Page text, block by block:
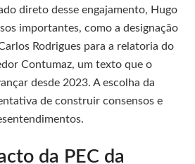
direto desse engajamento, Hugo
importantes, como a designação
Rodrigues para a relatoria do
Contumaz, um texto que o
desde 2023. A escolha da
de construir consensos e
da PEC da